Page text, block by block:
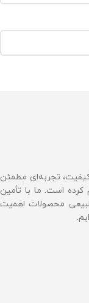
تجربه‌ای مطمئن
کرده است. ما با تأمین
محصولات اهمیت